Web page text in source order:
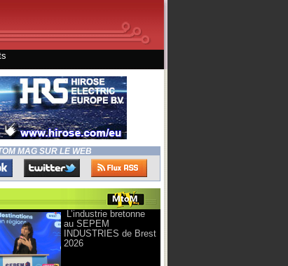
MAG SUR LE WEB
L’industrie bretonne
au SEPEM
INDUSTRIES de Brest
2026